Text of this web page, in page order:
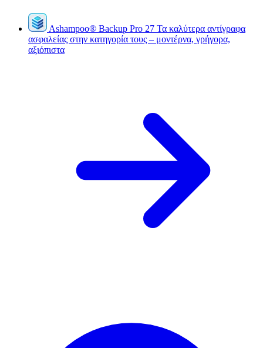
Ashampoo® Backup Pro 27 Τα καλύτερα αντίγραφα
ασφαλείας στην κατηγορία τους – μοντέρνα, γρήγορα,
αξιόπιστα